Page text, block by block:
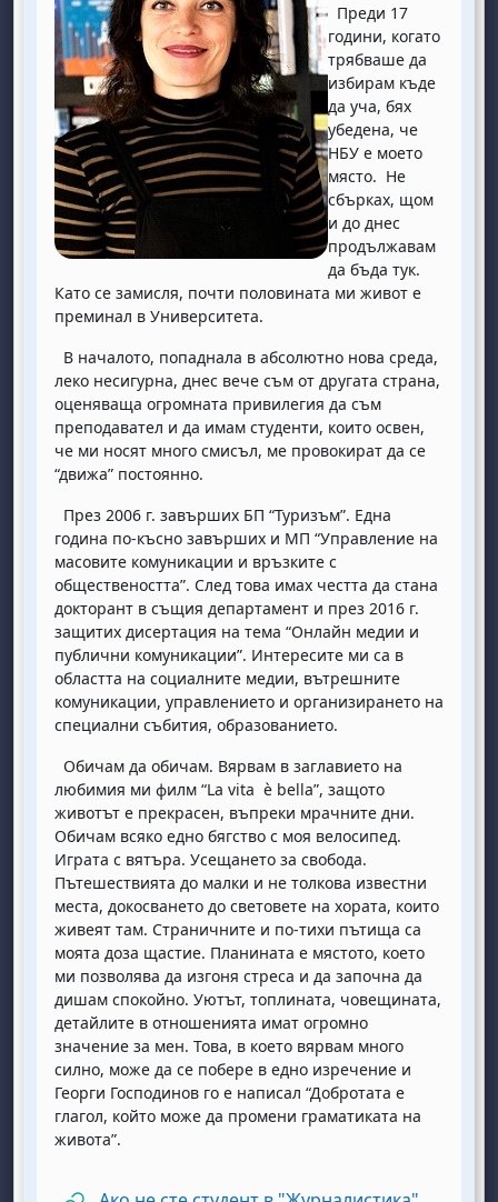
Преди 17
години, когато
трябваше да
избирам къде
да уча, бях
убедена, че
НБУ е моето
място. Не
сбърках, щом
и до днес
продължавам
да бъда тук.
Като се замисля, почти половината ми живот е
преминал в Университета.
В началото, попаднала в абсолютно нова среда,
леко несигурна, днес вече съм от другата страна,
оценяваща огромната привилегия да съм
преподавател и да имам студенти, които освен,
че ми носят много смисъл, ме провокират да се
“движа” постоянно.
През 2006 г. завърших БП “Туризъм”. Една
година по-късно завърших и МП “Управление на
масовите комуникации и връзките с
обществеността”. След това имах честта да стана
докторант в същия департамент и през 2016 г.
защитих дисертация на тема “Онлайн медии и
публични комуникации”. Интересите ми са в
областта на социалните медии, вътрешните
комуникации, управлението и организирането на
специални събития, образованието.
Обичам да обичам. Вярвам в заглавието на
любимия ми филм “La vita è bella”, защото
животът е прекрасен, въпреки мрачните дни.
Обичам всяко едно бягство с моя велосипед.
Играта с вятъра. Усещането за свобода.
Пътешествията до малки и не толкова известни
места, докосването до световете на хората, които
живеят там. Страничните и по-тихи пътища са
моята доза щастие. Планината е мястото, което
ми позволява да изгоня стреса и да започна да
дишам спокойно. Уютът, топлината, човещината,
детайлите в отношенията имат огромно
значение за мен. Това, в което вярвам много
силно, може да се побере в едно изречение и
Георги Господинов го е написал “Добротата е
глагол, който може да промени граматиката на
живота”.